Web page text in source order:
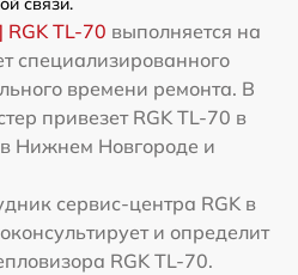
TL-70 выполняется на
специализированного
времени ремонта. В
привезет RGK TL-70 в
Нижнем Новгороде и
сервис-центра RGK в
и определит
RGK TL-70.